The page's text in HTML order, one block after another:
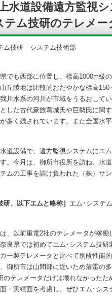
水道設備遠方監視
テム技研のテレメー
ム技研 システム技術部
でも西部に位置し、標高1000m級
丘陵地は比較的おだやかな標高
川水系の河川が市域をうるおして
した古代豪族葛城氏や巨勢氏に関
多く残されています。また全国水
道設備で、遠方監視システムにエ
。今月は、御所市役所を訪ね、水
ムの工事を請け負われた（株）サ
研、以下エムと略称］ エム･システ
、以前重電2社のテレメータが稼
良県では初めてエム･システム技
ー製テレメータと比べて別段性能
御所市は山間部に近いため落雷の
のテレメータだけは壊れなかった
・実績面を考慮し、ぜひエム･シス